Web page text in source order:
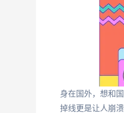
身在国外，想和
掉线更是让人崩